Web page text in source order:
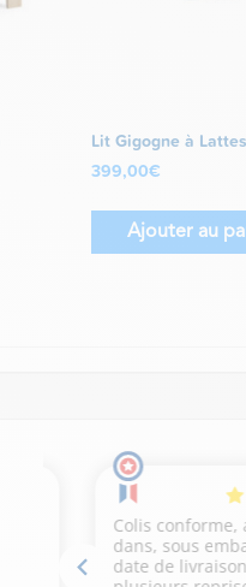
Lit Gigogne à
399,00€
Ajouter au